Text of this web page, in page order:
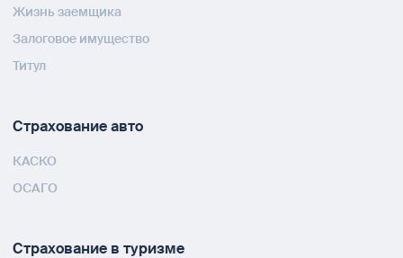
Жизнь заемщика
Залоговое имущество
Титул
Страхование авто
КАСКО
ОСАГО
Страхование в туризме